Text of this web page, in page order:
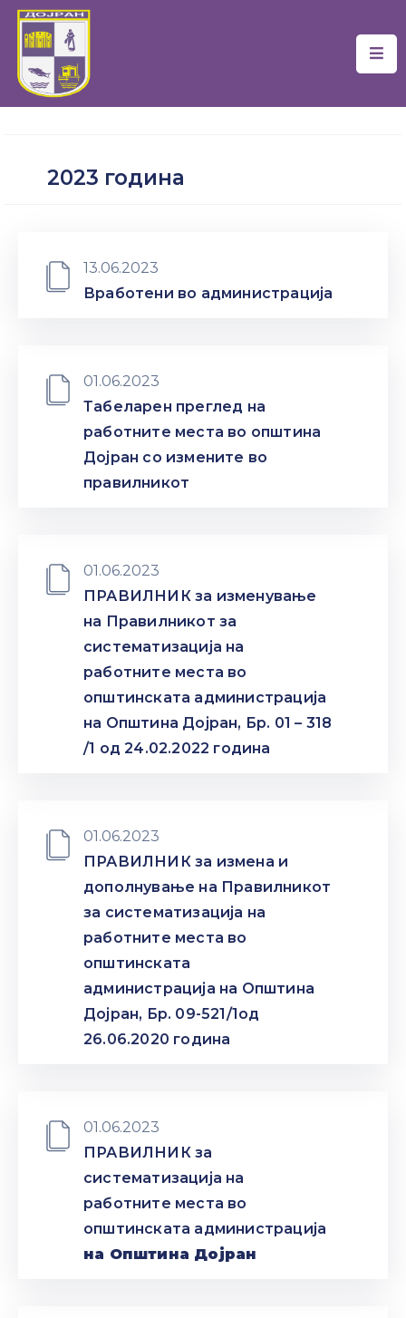
Почетна
Новости
Документи
Туризам
2023 година
13.06.2023
Вработени во администрација
01.06.2023
Табеларен преглед на
работните места во општина
Дојран со измените во
правилникот
01.06.2023
ПРАВИЛНИК за изменување
на Правилникот за
систематизација на
работните места во
општинската администрација
на Општина Дојран, Бр. 01 – 318
/1 од 24.02.2022 година
01.06.2023
ПРАВИЛНИК за измена и
дополнување на Правилникот
за систематизација на
работните места во
општинската
администрација на Општина
Дојран, Бр. 09-521/1од
26.06.2020 година
01.06.2023
ПРАВИЛНИК за
систематизација на
работните места во
општинската администрација
на Општина Дојран